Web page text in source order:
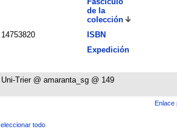
de la
colección
14753820
ISBN
Expedición
Uni-Trier @ amaranta_sg @ 149
Enlace
todo